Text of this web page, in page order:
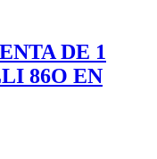
DE 1
86O EN